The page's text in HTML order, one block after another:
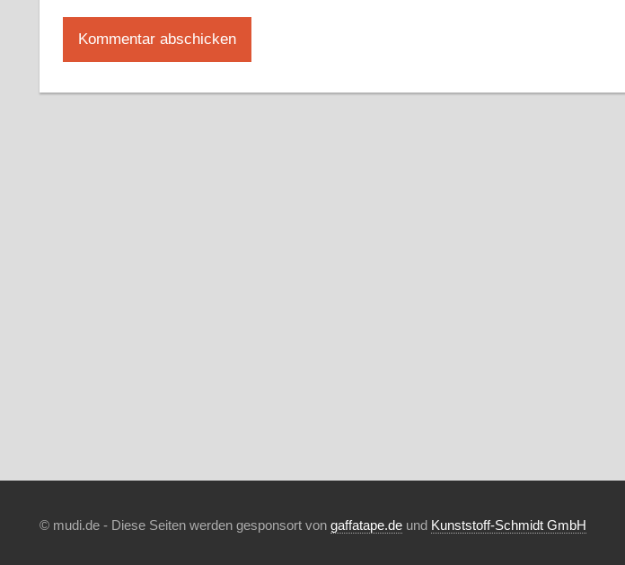
© mudi.de - Diese Seiten werden gesponsort von gaffatape.de und Kunststoff-Schmidt GmbH